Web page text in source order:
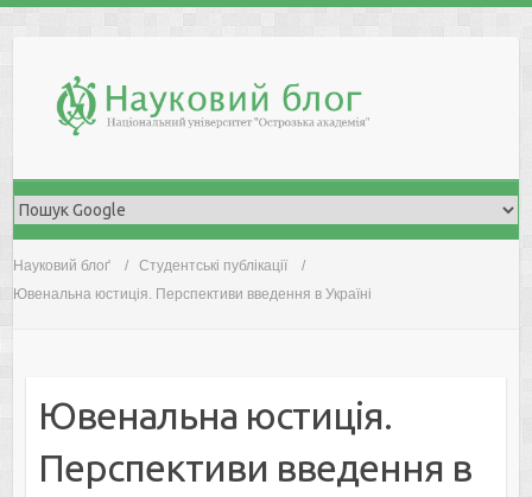
Науковий блоґ
Студентські публікації
Ювенальна юстиція. Перспективи введення в Україні
Ювенальна юстиція.
Перспективи введення в